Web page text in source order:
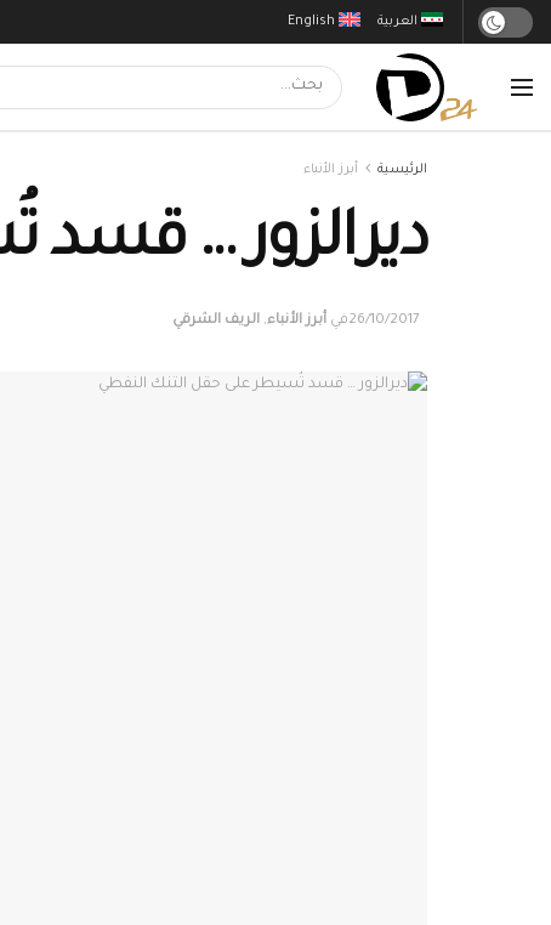
English العربية
الرئيسية أبرز الأنباء
ديرالزور …
26/10/2017في أبرز الأنباء, الريف الشرقي